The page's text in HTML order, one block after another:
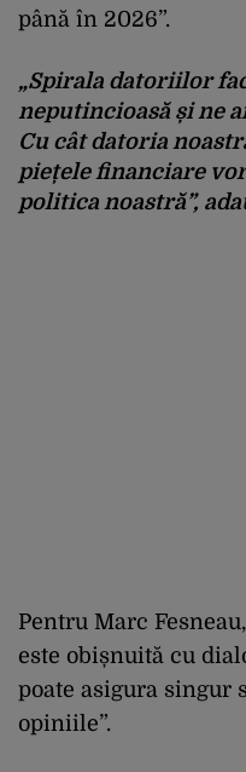
până în 2026”.
„Spirala datoriilor
neputincioasă și ne
Cu cât datoria
piețele financiare
politica noastră”,
Pentru Marc
este obișnuită cu
poate asigura singur
opiniile”.